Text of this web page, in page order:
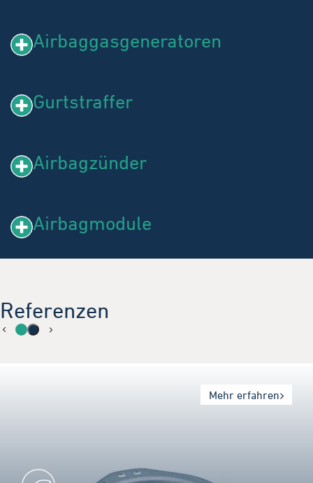
Airbaggasgeneratoren
Gurtstraffer
Airbagzünder
Airbagmodule
Referenzen
Mehr erfahren